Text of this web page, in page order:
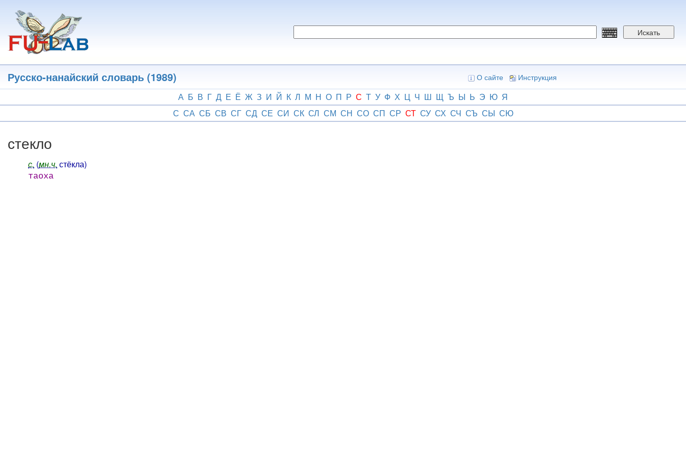
основному
содержанию
Искать
Русско-нанайский словарь (1989) О сайте Инструкция
А Б В Г Д Е Ё Ж З И Й К Л М Н О П Р С Т У Ф Х Ц Ч Ш Щ Ъ Ы Ь Э Ю Я
С СА СБ СВ СГ СД СЕ СИ СК СЛ СМ СН СО СП СР СТ СУ СХ СЧ СЪ СЫ СЮ
стекло
с. (мн.ч. стёкла)
таоха